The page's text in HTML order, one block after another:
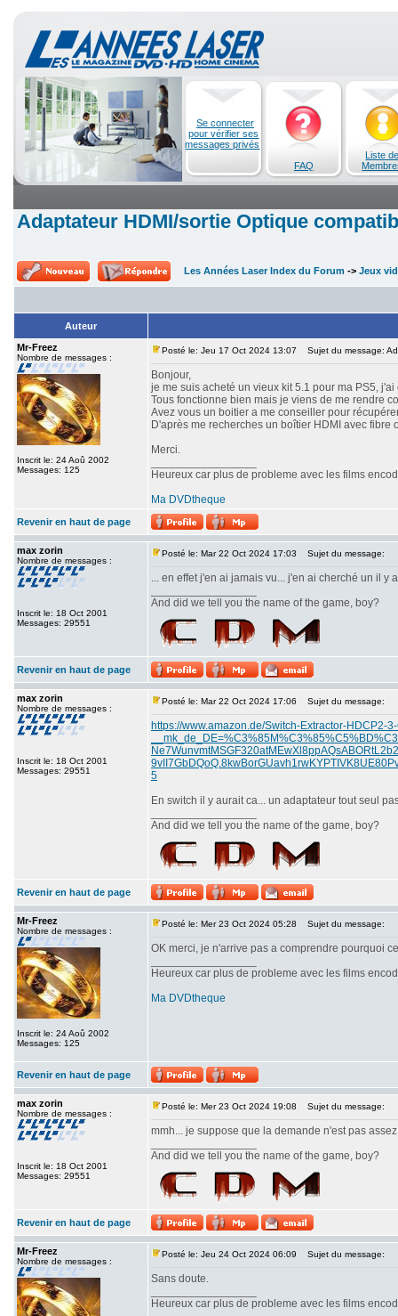
Se connecter
pour vérifier ses
messages privés
FAQ
Liste
Adaptateur HDMI/sortie Optique
Les Années Laser Index du Forum -> Jeux
Auteur
Mr-Freez
Nombre de messages :
Inscrit le: 24 Aoû 2002
Messages: 125
Posté le: Jeu 17 Oct 2024 13:07 Sujet du message:
Bonjour,
je me suis acheté un vieux kit 5.1 pour ma PS5,
Tous fonctionne bien mais je viens de me rendre
Avez vous un boitier a me conseiller pour
D'après me recherches un boîtier HDMI avec
Merci.
Heureux car plus de probleme avec les films
Ma DVDtheque
Revenir en haut de page
max zorin
Nombre de messages :
Inscrit le: 18 Oct 2001
Messages: 29551
Posté le: Mar 22 Oct 2024 17:03 Sujet du message:
... en effet j'en ai jamais vu... j'en ai cherché un il
And did we tell you the name of the game, boy?
Revenir en haut de page
max zorin
Nombre de messages :
Inscrit le: 18 Oct 2001
Messages: 29551
Posté le: Mar 22 Oct 2024 17:06 Sujet du message:
https://www.amazon.de/Switch-Extractor-HDCP2-
5
En switch il y aurait ca... un adaptateur tout seul
And did we tell you the name of the game, boy?
Revenir en haut de page
Mr-Freez
Nombre de messages :
Inscrit le: 24 Aoû 2002
Messages: 125
Posté le: Mer 23 Oct 2024 05:28 Sujet du message:
OK merci, je n'arrive pas a comprendre pourquoi
Heureux car plus de probleme avec les films
Ma DVDtheque
Revenir en haut de page
max zorin
Nombre de messages :
Inscrit le: 18 Oct 2001
Messages: 29551
Posté le: Mer 23 Oct 2024 19:08 Sujet du message:
mmh... je suppose que la demande n'est pas
And did we tell you the name of the game, boy?
Revenir en haut de page
Mr-Freez
Nombre de messages :
Posté le: Jeu 24 Oct 2024 06:09 Sujet du message:
Sans doute.
Heureux car plus de probleme avec les films